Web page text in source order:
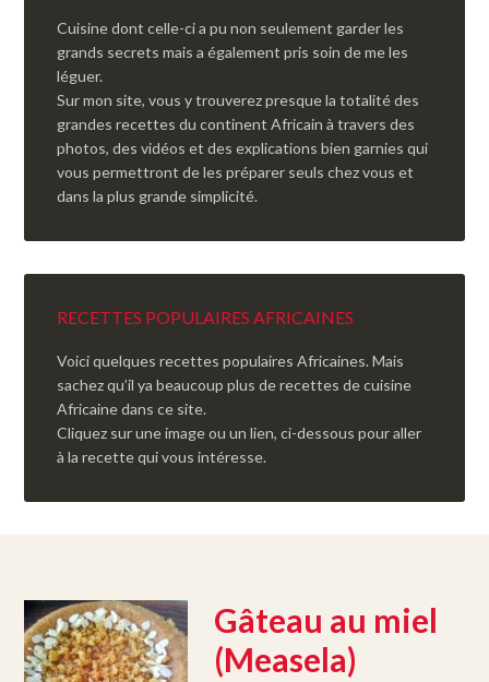
Cuisine dont celle-ci a pu non seulement garder les
grands secrets mais a également pris soin de me les
léguer.
Sur mon site, vous y trouverez presque la totalité des
grandes recettes du continent Africain à travers des
photos, des vidéos et des explications bien garnies qui
vous permettront de les préparer seuls chez vous et
dans la plus grande simplicité.
RECETTES POPULAIRES AFRICAINES
Voici quelques recettes populaires Africaines. Mais
sachez qu’il ya beaucoup plus de recettes de cuisine
Africaine dans ce site.
Cliquez sur une image ou un lien, ci-dessous pour aller
à la recette qui vous intéresse.
Gâteau au miel
(Measela)